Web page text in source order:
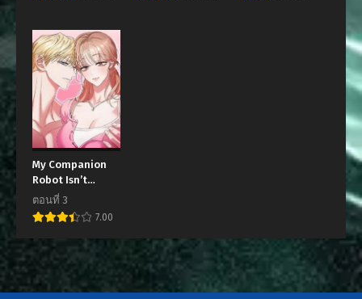
ตอนที่ 9
กุมภาพันธ์ 27, 2024
ตอนที่ 7
กุมภาพันธ์ 9, 2024
ตอนที่ 5
กุมภาพันธ์ 7, 2024
ตอนที่ 3
กุมภาพันธ์ 6, 2024
ตอนที่ 1
กุมภาพันธ์ 5, 2024
My Companion
Robot Isn’t
Listening!
ตอนที่ 3
7.00